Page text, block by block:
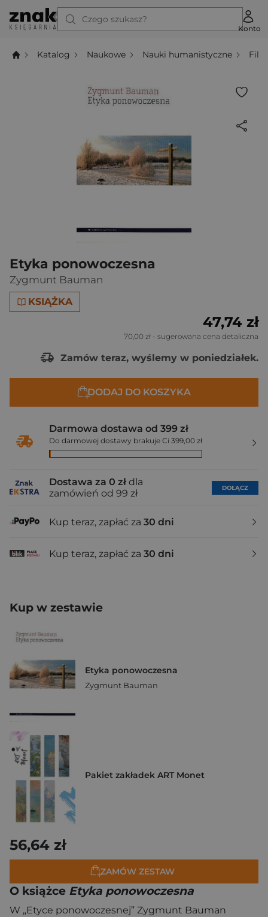
Czego szukasz?
Konto
Katalog Naukowe Nauki humanistyczne
Etyka ponowoczesna
Zygmunt Bauman
KSIĄŻKA
47,74 zł
70,00 zł - sugerowana cena detaliczna
Zamów teraz, wyślemy w poniedziałek.
DODAJ DO KOSZYKA
Darmowa dostawa od 399 zł
Do darmowej dostawy brakuje Ci 399,00 zł
Dostawa za 0 zł dla
zamówień od 99 zł
DOŁĄCZ
Kup teraz, zapłać za 30 dni
Kup teraz, zapłać za 30 dni
Kup w zestawie
Etyka ponowoczesna
Zygmunt Bauman
Pakiet zakładek ART Monet
56,64 zł
ZAMÓW ZESTAW
O książce Etyka ponowoczesna
W „Etyce ponowoczesnej” Zygmunt Bauman